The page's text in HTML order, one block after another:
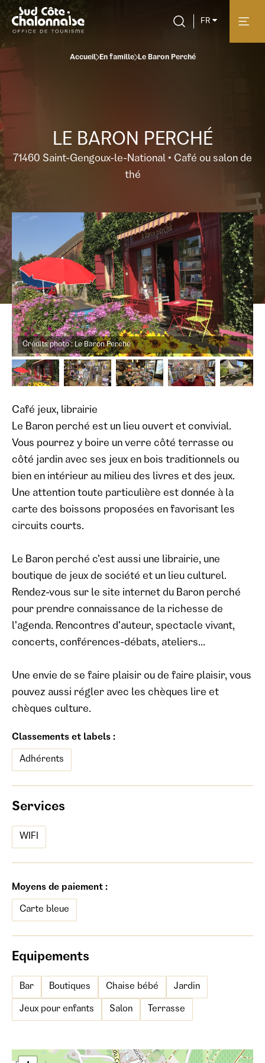
FR
Accueil En famille Le Baron Perché
LE BARON PERCHÉ
71460 Saint-Gengoux-le-National • Café ou salon de
thé
Crédits photo : Le Baron Perché
Café jeux, librairie
Le Baron perché est un lieu ouvert et convivial.
Vous pourrez y boire un verre côté terrasse ou
côté jardin avec ses jeux en bois traditionnels ou
bien en intérieur au milieu des livres et des jeux.
Une attention toute particulière est donnée à la
carte des boissons proposées en favorisant les
circuits courts.
Le Baron perché c'est aussi une librairie, une
boutique de jeux de société et un lieu culturel.
Rendez-vous sur le site internet du Baron perché
pour prendre connaissance de la richesse de
l'agenda. Rencontres d'auteur, spectacle vivant,
concerts, conférences-débats, ateliers...
Une envie de se faire plaisir ou de faire plaisir, vous
pouvez aussi régler avec les chèques lire et
chèques culture.
Classements et labels :
Adhérents
Services
WIFI
Moyens de paiement :
Carte bleue
Equipements
Bar Boutiques Chaise bébé Jardin
Jeux pour enfants Salon Terrasse